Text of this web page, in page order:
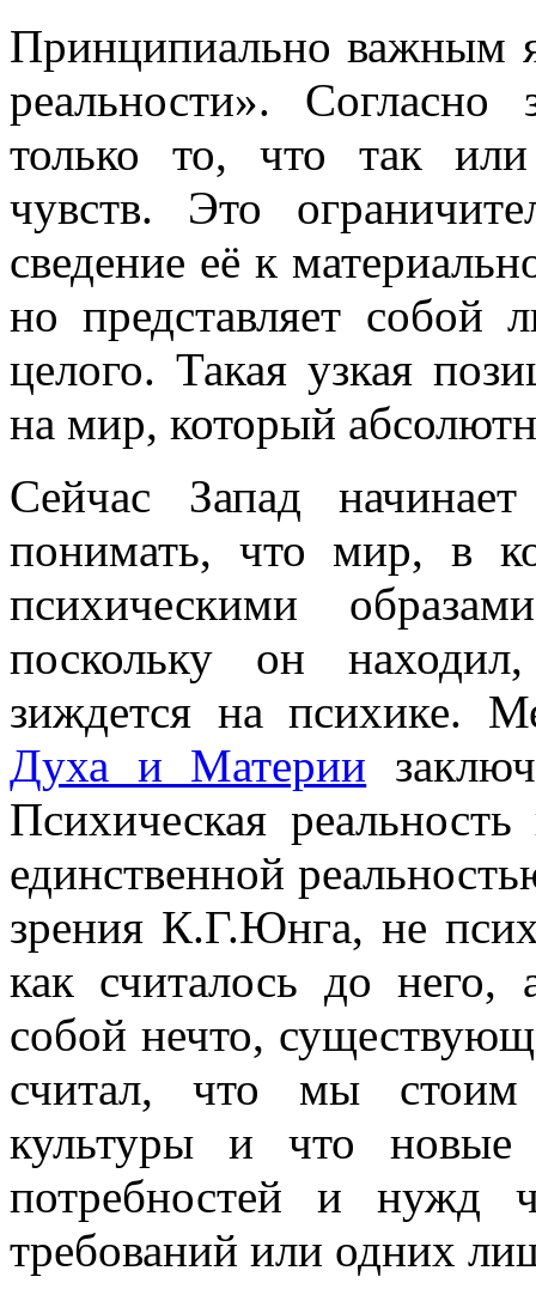
Принципиально важным
реальности». Согласно
только то, что так или
чувств. Это
сведение её к
но представляет собой
целого. Такая узкая
на мир, который
Сейчас Запад
понимать, что мир, в
психическими
поскольку он
зиждется на психике.
Духа и Материи
Психическая
единственной
зрения К.Г.Юнга, не
как считалось до него,
собой нечто,
считал, что мы
культуры и что
потребностей и нужд
требований или одних